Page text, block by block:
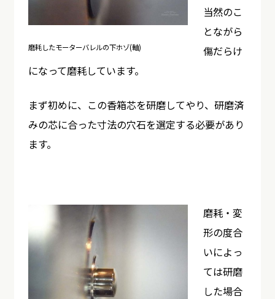
磨耗したモーターバレルの下ホゾ(軸)
当然のこ
とながら
傷だらけ
になって磨耗しています。
まず初めに、この香箱芯を研磨してやり、研磨済
みの芯に合った寸法の穴石を選定する必要があり
ます。
磨耗・変
形の度合
いによっ
ては研磨
した場合